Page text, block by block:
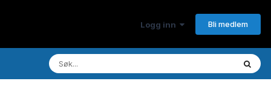
Logg inn Bli medlem